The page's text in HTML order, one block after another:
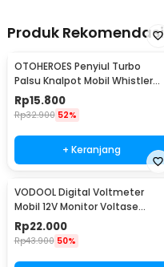
Produk Rekomendasi
OTOHEROES Penyiul Turbo
Palsu Knalpot Mobil Whistler
1000-2400cc L - TUR007
Rp15.800
Rp32.900 52%
+ Keranjang
VODOOL Digital Voltmeter
Mobil 12V Monitor Voltase
Baterai LED Display - QY836
Rp22.000
Rp43.900 50%